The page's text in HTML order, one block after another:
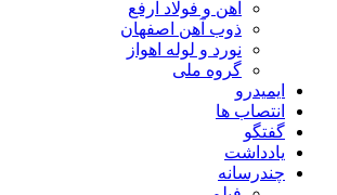
آهن و فولاد ارفع
ذوب آهن اصفهان
نورد و لوله اهواز
گروه ملی
ایمیدرو
انتصاب ها
گفتگو
یادداشت
چندرسانه